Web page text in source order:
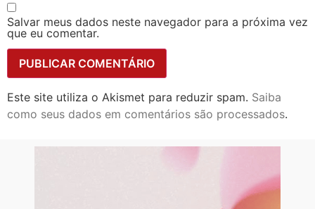
Salvar meus dados neste navegador para a próxima vez
que eu comentar.
Este site utiliza o Akismet para reduzir spam. Saiba
como seus dados em comentários são processados.